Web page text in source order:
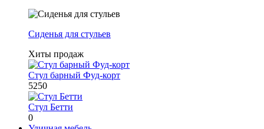
Сиденья для стульев
Хиты продаж
Стул барный Фуд-корт
5250
Стул Бетти
0